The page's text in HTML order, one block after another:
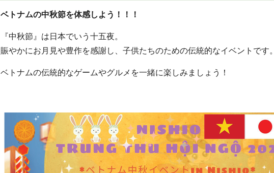
ベトナムの中秋節を体感しよう！！！
『中秋節』は日本でいう十五夜。
賑やかにお月見や豊作を感謝し、子供たちのための伝統的なイベントです。
ベトナムの伝統的なゲームやグルメを一緒に楽しみましょう！